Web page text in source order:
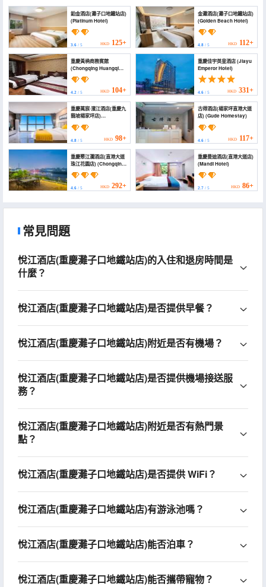
鉑金酒店(灘子口地鐵站店)
(Platinum Hotel)
3.6 / 5 HKD 125+
金灘酒店(灘子口地鐵站店)
(Golden Beach Hotel)
4.8/ 5 HKD 112+
重慶黃桷商務賓館
(Chongqing Huangqi
Business Hotel)
4.2 / 5 HKD 104+
重慶佳宇英皇酒店 (Jiayu
Emperor Hotel)
4.6/ 5 HKD 331+
重慶萬宸·濱江酒店(重慶九
龍坡楊家坪店)
(Chongqing Wanchen
Binjiang Hotel
(Chongqing Jiulongpo
Yangjiaping))
4.8 / 5 HKD 98+
古得酒店(楊家坪直港大道
店) (Gude Homestay)
4.6/ 5 HKD 117+
重慶聚江瀾酒店(直港大道
珠江花園店) (Chongqing
Jujianglan Hotel
(Zhigang Avenue
Zhujiang Garden))
4.6 / 5 HKD 292+
重慶曼迪酒店(直港大道店)
(Mandi Hotel)
2.7/ 5 HKD 86+
常見問題
悅江酒店(重慶灘子口地鐵站店)的入住和退房時間是
什麼？
悅江酒店(重慶灘子口地鐵站店)是否提供早餐？
悅江酒店(重慶灘子口地鐵站店)附近是否有機場？
悅江酒店(重慶灘子口地鐵站店)是否提供機場接送服
務？
悅江酒店(重慶灘子口地鐵站店)附近是否有熱門景
點？
悅江酒店(重慶灘子口地鐵站店)是否提供 WiFi？
悅江酒店(重慶灘子口地鐵站店)有游泳池嗎？
悅江酒店(重慶灘子口地鐵站店)能否泊車？
悅江酒店(重慶灘子口地鐵站店)能否攜帶寵物？